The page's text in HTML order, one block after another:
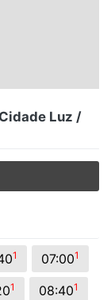
Luz /
1 07:001
1 08:401